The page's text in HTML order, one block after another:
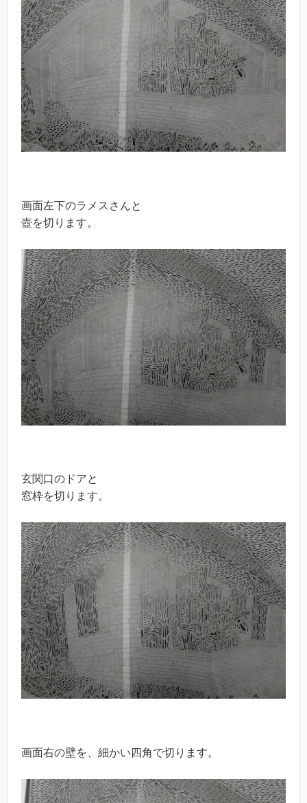
画面左下のラメスさんと
壺を切ります。
玄関口のドアと
窓枠を切ります。
画面右の壁を、細かい四角で切ります。